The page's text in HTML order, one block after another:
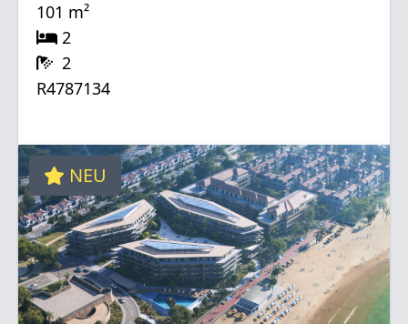
101 m²
2
2
R4787134
NEU